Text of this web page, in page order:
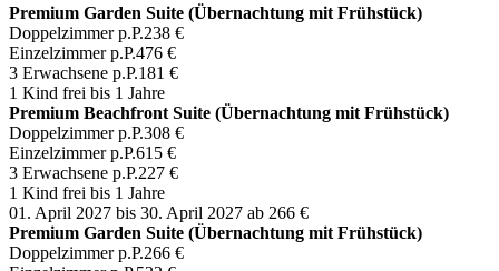
Premium Garden Suite (Übernachtung mit Frühstück)
Doppelzimmer p.P.238 €
Einzelzimmer p.P.476 €
3 Erwachsene p.P.181 €
1 Kind frei bis 1 Jahre
Premium Beachfront Suite (Übernachtung mit Frühstück)
Doppelzimmer p.P.308 €
Einzelzimmer p.P.615 €
3 Erwachsene p.P.227 €
1 Kind frei bis 1 Jahre
01. April 2027 bis 30. April 2027 ab 266 €
Premium Garden Suite (Übernachtung mit Frühstück)
Doppelzimmer p.P.266 €